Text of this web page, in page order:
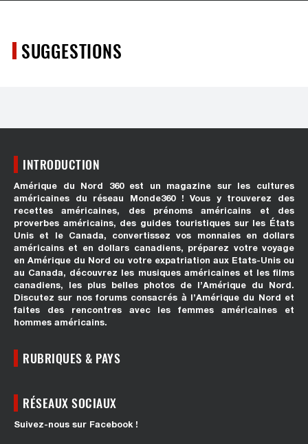
SUGGESTIONS
INTRODUCTION
Amérique du Nord 360 est un magazine sur les cultures
américaines du réseau Monde360 ! Vous y trouverez des
recettes américaines, des prénoms américains et des
proverbes américains, des guides touristiques sur les États
Unis et le Canada, convertissez vos monnaies en dollars
américains et en dollars canadiens, préparez votre voyage
en Amérique du Nord ou votre expatriation aux Etats-Unis ou
au Canada, découvrez les musiques américaines et les films
canadiens, les plus belles photos de l’Amérique du Nord.
Discutez sur nos forums consacrés à l’Amérique du Nord et
faites des rencontres avec les femmes américaines et
hommes américains.
RUBRIQUES & PAYS
RÉSEAUX SOCIAUX
Suivez-nous sur Facebook !